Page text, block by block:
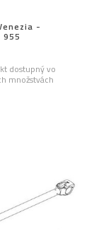
-
dostupný vo
množstvách